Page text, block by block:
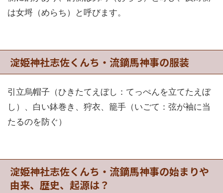
は女埒（めらち）と呼びます。
淀姫神社志佐くんち・流鏑馬神事の服装
引立烏帽子（ひきたてえぼし：てっぺんを立てたえぼ
し）、白い鉢巻き、狩衣、籠手（いごて：弦が袖に当
たるのを防ぐ）
淀姫神社志佐くんち・流鏑馬神事の始まりや
由来、歴史、起源は？